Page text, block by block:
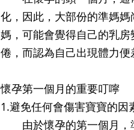
化，因此，大部份的準媽
媽，可能會覺得自己的乳
倦，而認為自己出現體力便
懷孕第一個月的重要叮嚀
1.避免任何會傷害寶寶的因
由於懷孕的第一個月，